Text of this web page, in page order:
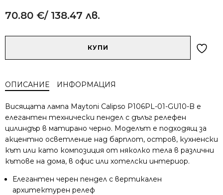
70.80 €/ 138.47 лв.
Calipso
01-
GU10-
B
черен
КУПИ
ОПИСАНИЕ ИНФОРМАЦИЯ
Висящата лампа Maytoni Calipso P106PL-01-GU10-B е
елегантен технически пендел с дълъг релефен
цилиндър в матирано черно. Моделът е подходящ за
акцентно осветление над барплот, остров, кухненски
кът или като композиция от няколко тела в различни
кътове на дома, в офис или хотелски интериор.
Елегантен черен пендел с вертикален
архитектурен релеф